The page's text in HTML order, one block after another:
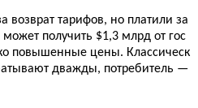
возврат тарифов, но платили за
получить $1,3 млрд от гос
повышенные цены. Классическ
дважды, потребитель —